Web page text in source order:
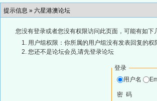
提示信息 » 六星港澳论坛
您没有登录或者您没有权限访问此页面，可能有如下
用户组权限：你所属的用户组没有发表回复的权
您还不是论坛会员,请先登录论坛
登录
用户名
密 码